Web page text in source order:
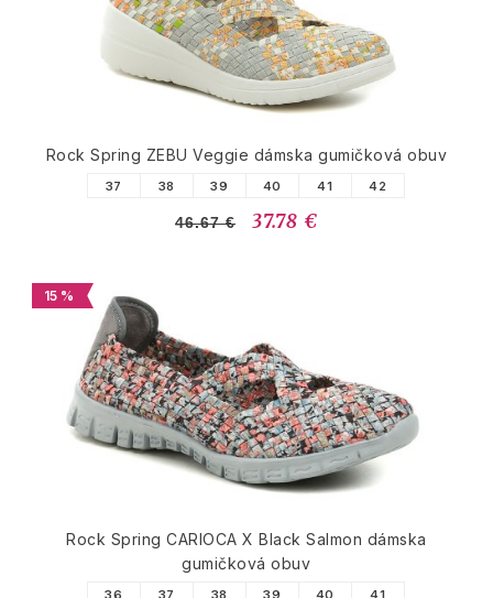
Rock Spring ZEBU Veggie dámska gumičková obuv
37 38 39 40 41 42
46.67 € 37.78 €
15 %
Rock Spring CARIOCA X Black Salmon dámska
gumičková obuv
36 37 38 39 40 41